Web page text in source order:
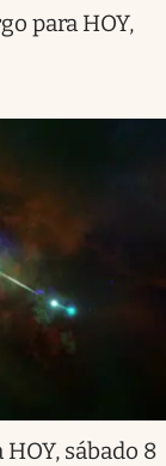
para HOY,
sábado 8